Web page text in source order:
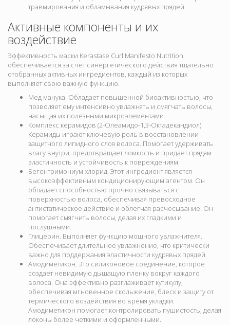
травмирования и обламывания кудрявых прядей.
Активные компоненты и их
воздействие
Эффективность маски Kerastase Curl Manifesto Nutrition
обеспечивается за счет синергетического действия тщательно
отобранных активных ингредиентов, каждый из которых
выполняет свою важную функцию.
Мед манука. Обладает повышенной биоактивностью, что
позволяет ему интенсивно увлажнять и смягчать волосы,
насыщая их полезными микроэлементами.
Комплекс керамидов (2-Олеамидо-1,3-Октадекандиол).
Керамиды играют ключевую роль в восстановлении
защитного липидного слоя волоса. Помогает удерживать
влагу внутри, предотвращает ломкость и придает прядям
эластичность и устойчивость к повреждениям.
Бегентримониум хлорид. Этот ингредиент является
высокоэффективным кондиционирующим агентом. Он
обладает способностью прочно связываться с
поверхностью волоса, обеспечивая превосходное
антистатическое действие и облегчая расчесывание. Он
помогает смягчить волосы, делая их гладкими и
послушными.
Глицерин. Выполняет функцию мощного увлажнителя.
Обеспечивает длительное увлажнение, что критически
важно для поддержания эластичности кудрявых прядей.
Амодиметикон. Это силиконовое соединение, которое
создает невидимую дышащую пленку вокруг каждого
волоса. Она эффективно разглаживает кутикулу,
обеспечивая мгновенное скольжение, блеск и защиту от
термического воздействия во время укладки.
Амодиметикон помогает контролировать пушистость, делая
локоны более четкими и оформленными.